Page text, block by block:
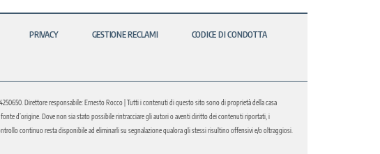
PRIVACY GESTIONE RECLAMI CODICE DI CONDOTTA
Direttore responsabile: Ernesto Rocco | Tutti i contenuti di questo sito sono di proprietà della casa
d’origine. Dove non sia stato possibile rintracciare gli autori o aventi diritto dei contenuti riportati, i
continuo resta disponibile ad eliminarli su segnalazione qualora gli stessi risultino offensivi e/o oltraggiosi.